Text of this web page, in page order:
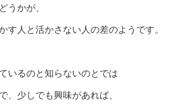
うかが、
す人と活かさない人の差のようです。
いるのと知らないのとでは
、少しでも興味があれば、